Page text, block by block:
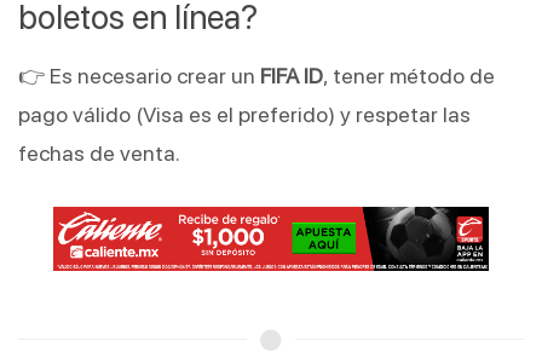
boletos en línea?
👉 Es necesario crear un FIFA ID, tener método de
pago válido (Visa es el preferido) y respetar las
fechas de venta.